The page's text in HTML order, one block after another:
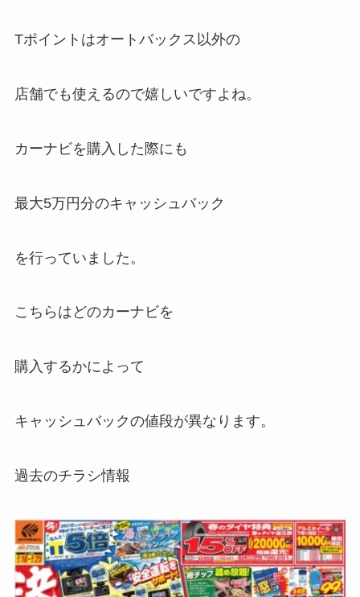
Tポイントはオートバックス以外の
店舗でも使えるので嬉しいですよね。
カーナビを購入した際にも
最大5万円分のキャッシュバック
を行っていました。
こちらはどのカーナビを
購入するかによって
キャッシュバックの値段が異なります。
過去のチラシ情報